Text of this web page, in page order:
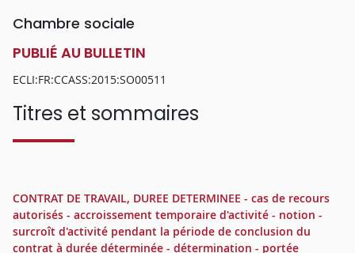
Chambre sociale
PUBLIÉ AU BULLETIN
ECLI:FR:CCASS:2015:SO00511
Titres et sommaires
CONTRAT DE TRAVAIL, DUREE DETERMINEE - cas de recours
autorisés - accroissement temporaire d'activité - notion -
surcroît d'activité pendant la période de conclusion du
contrat à durée déterminée - détermination - portée